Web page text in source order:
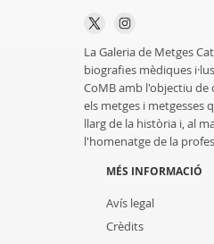
La Galeria de Metges
biografies mèdiques
CoMB amb l'objectiu de
els metges i metgesses
llarg de la història i, al
l'homenatge de la
MÉS INFORMACIÓ
Avís legal
Crèdits